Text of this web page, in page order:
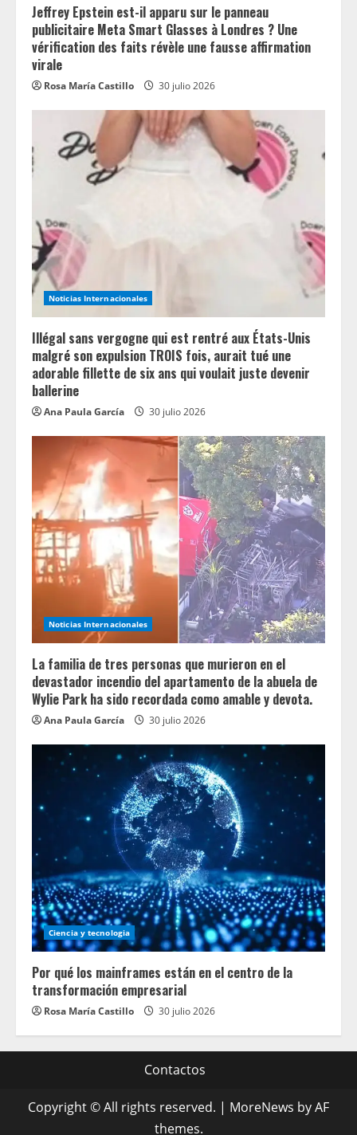
Jeffrey Epstein est-il apparu sur le panneau
publicitaire Meta Smart Glasses à Londres ? Une
vérification des faits révèle une fausse affirmation
virale
Rosa María Castillo 30 julio 2026
Noticias Internacionales
Illégal sans vergogne qui est rentré aux États-Unis
malgré son expulsion TROIS fois, aurait tué une
adorable fillette de six ans qui voulait juste devenir
ballerine
Ana Paula García 30 julio 2026
Noticias Internacionales
La familia de tres personas que murieron en el
devastador incendio del apartamento de la abuela de
Wylie Park ha sido recordada como amable y devota.
Ana Paula García 30 julio 2026
Ciencia y tecnologia
Por qué los mainframes están en el centro de la
transformación empresarial
Rosa María Castillo 30 julio 2026
Contactos
Copyright © All rights reserved. | MoreNews by AF
themes.